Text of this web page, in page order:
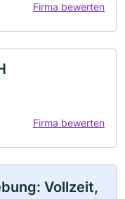
Firma bewerten
Firma bewerten
Vollzeit,